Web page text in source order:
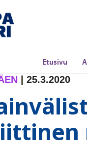
Etusivu
| 25.3.2020